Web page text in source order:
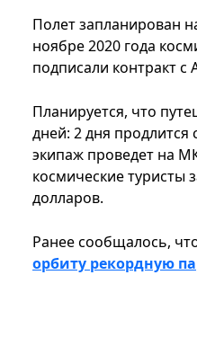
Полет запланирован
ноябре 2020 года
подписали контракт с
Планируется, что
дней: 2 дня
экипаж проведет на
космические туристы
долларов.
Ранее сообщалось,
орбиту рекордную